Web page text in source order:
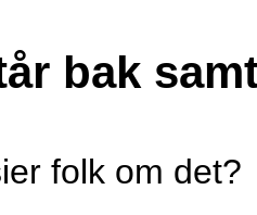
bak
folk om det?